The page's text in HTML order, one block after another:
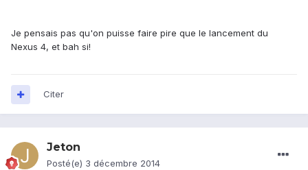
Je pensais pas qu'on puisse faire pire que le lancement du
Nexus 4, et bah si!
Citer
Jeton
Posté(e) 3 décembre 2014